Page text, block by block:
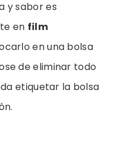
y sabor es
en film
en una bolsa
de eliminar todo
etiquetar la bolsa